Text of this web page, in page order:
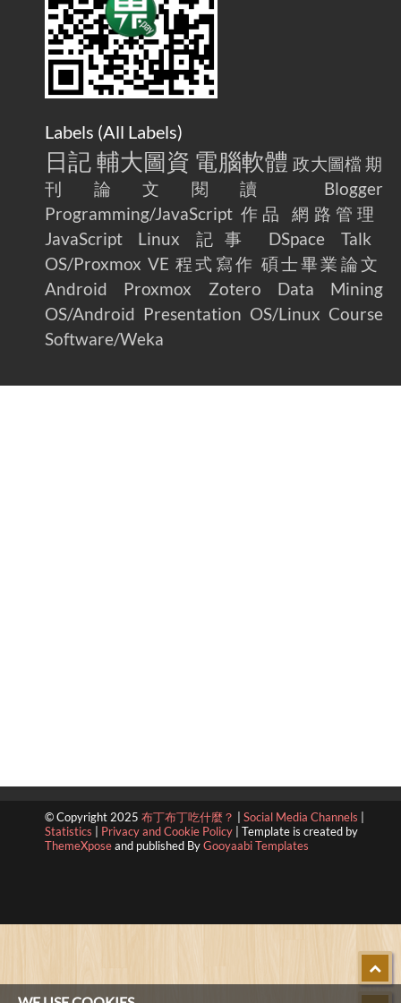
Home Is More Than Just an Ad Blocker
Labels (All Labels)
日記 輔大圖資 電腦軟體 政大圖檔 期
刊論文閱讀
Blogger
Programming/JavaScript 作品
網路管理
JavaScript
Linux 記事 DSpace
Talk
OS/Proxmox VE 程式寫作 碩士畢業論文
Android
Proxmox Zotero
Data Mining
OS/Android Presentation OS/Linux Course
Software/Weka
© Copyright 2025 布丁布丁吃什麼？ | Social Media Channels |
Statistics | Privacy and Cookie Policy | Template is created by
ThemeXposeand published ByGooyaabi Templates